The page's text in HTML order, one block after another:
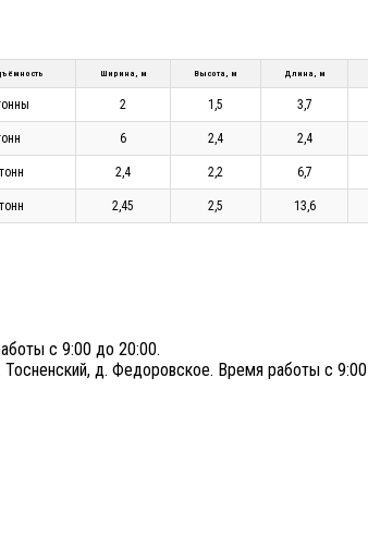
Ширина, м Высота, м Длина, м
2 1,5 3,7
6 2,4 2,4
2,4 2,2 6,7
2,45 2,5 13,6
с 9:00 до 20:00.
д. Федоровское. Время работы с